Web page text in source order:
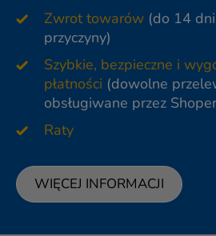
Zwrot towarów (do 14
przyczyny)
Szybkie, bezpieczne i
płatności (dowolne
obsługiwane przez
Raty
WIĘCEJ INFORMACJI